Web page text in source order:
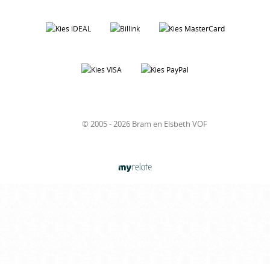
© 2005 - 2026 Bram en Elsbeth VOF